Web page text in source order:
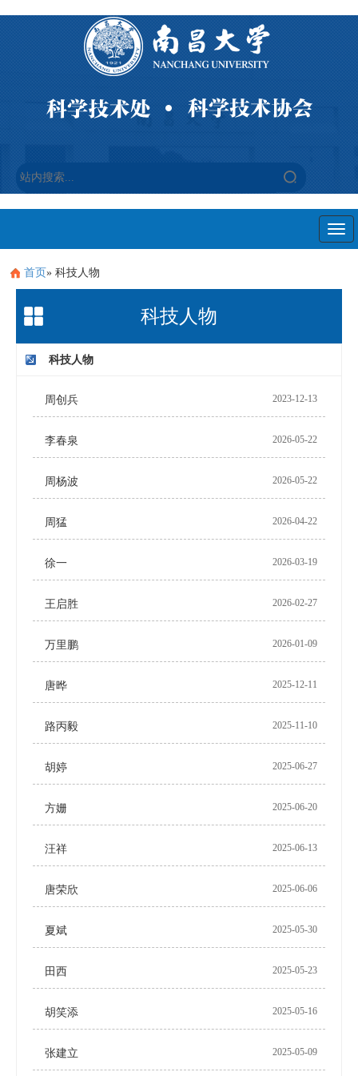
首页» 科技人物
科技人物
科技人物
2023-12-13
周创兵
2026-05-22
李春泉
2026-05-22
周杨波
2026-04-22
周猛
2026-03-19
徐一
2026-02-27
王启胜
2026-01-09
万里鹏
2025-12-11
唐晔
2025-11-10
路丙毅
2025-06-27
胡婷
2025-06-20
方姗
2025-06-13
汪祥
2025-06-06
唐荣欣
2025-05-30
夏斌
2025-05-23
田西
2025-05-16
胡笑添
2025-05-09
张建立